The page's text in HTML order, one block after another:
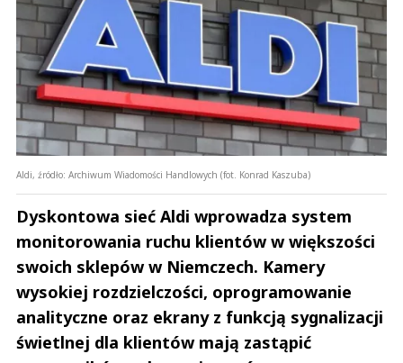
Aldi, źródło: Archiwum Wiadomości Handlowych (fot. Konrad Kaszuba)
Dyskontowa sieć Aldi wprowadza system
monitorowania ruchu klientów w większości
swoich sklepów w Niemczech. Kamery
wysokiej rozdzielczości, oprogramowanie
analityczne oraz ekrany z funkcją sygnalizacji
świetlnej dla klientów mają zastąpić